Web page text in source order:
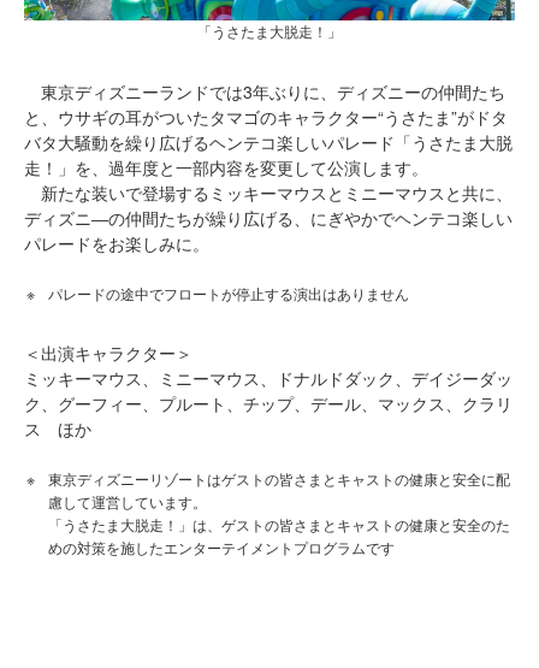
「うさたま大脱走！」
東京ディズニーランドでは3年ぶりに、ディズニーの仲間たち
と、ウサギの耳がついたタマゴのキャラクター“うさたま”がドタ
バタ大騒動を繰り広げるヘンテコ楽しいパレード「うさたま大脱
走！」を、過年度と一部内容を変更して公演します。
新たな装いで登場するミッキーマウスとミニーマウスと共に、
ディズニ―の仲間たちが繰り広げる、にぎやかでヘンテコ楽しい
パレードをお楽しみに。
パレードの途中でフロートが停止する演出はありません
＜出演キャラクター＞
ミッキーマウス、ミニーマウス、ドナルドダック、デイジーダッ
ク、グーフィー、プルート、チップ、デール、マックス、クラリ
ス ほか
東京ディズニーリゾートはゲストの皆さまとキャストの健康と安全に配
慮して運営しています。
「うさたま大脱走！」は、ゲストの皆さまとキャストの健康と安全のた
めの対策を施したエンターテイメントプログラムです